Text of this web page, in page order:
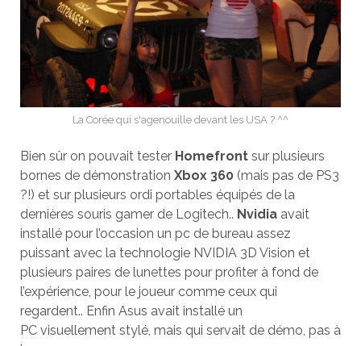
La Corée qui s'agenouille devant les USA ? ^^
Bien sûr on pouvait tester Homefront sur plusieurs
bornes de démonstration Xbox 360 (mais pas de PS3
?!) et sur plusieurs ordi portables équipés de la
dernières souris gamer de Logitech.. Nvidia avait
installé pour l’occasion un pc de bureau assez
puissant avec la technologie NVIDIA 3D Vision et
plusieurs paires de lunettes pour profiter à fond de
l’expérience, pour le joueur comme ceux qui
regardent.. Enfin Asus avait installé un
PC visuellement stylé, mais qui servait de démo, pas à